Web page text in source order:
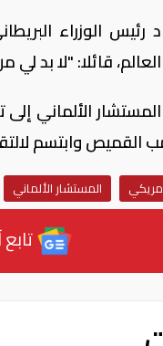
الوزراء
قائلا: "لا بد لي
الألماني
المستشار الألماني